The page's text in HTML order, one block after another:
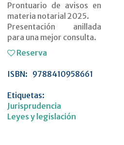
Prontuario de avisos en
materia notarial 2025.
Presentación anillada
para una mejor consulta.
Reserva
ISBN: 9788410958661
Etiquetas:
Jurisprudencia
Leyes y legislación